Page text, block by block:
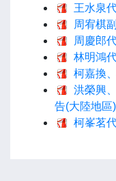
王水泉
周宥棋
周慶郎
林明鴻
柯嘉換
洪榮興
告(大陸地區)
柯峯茗